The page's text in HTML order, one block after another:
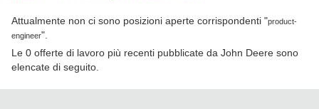
Attualmente non ci sono posizioni aperte corrispondenti "product-
engineer".
Le 0 offerte di lavoro più recenti pubblicate da John Deere sono
elencate di seguito.